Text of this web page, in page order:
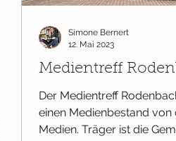
Medientreff
Der Medientreff
einen Medienbestand von
Medien. Träger ist die
Simone Bernert
12. Mai 2023